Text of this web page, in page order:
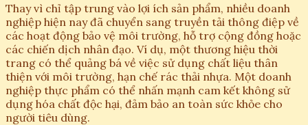
Thay vì chỉ tập trung vào lợi ích sản phẩm, nhiều doanh
nghiệp hiện nay đã chuyển sang truyền tải thông điệp về
các hoạt động bảo vệ môi trường, hỗ trợ cộng đồng hoặc
các chiến dịch nhân đạo. Ví dụ, một thương hiệu thời
trang có thể quảng bá về việc sử dụng chất liệu thân
thiện với môi trường, hạn chế rác thải nhựa. Một doanh
nghiệp thực phẩm có thể nhấn mạnh cam kết không sử
dụng hóa chất độc hại, đảm bảo an toàn sức khỏe cho
người tiêu dùng.